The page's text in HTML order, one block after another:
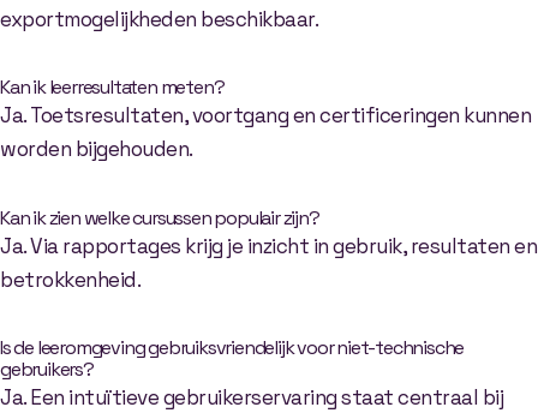
exportmogelijkheden beschikbaar.
Kan ik leerresultaten meten?
Ja. Toetsresultaten, voortgang en certificeringen kunnen
worden bijgehouden.
Kan ik zien welke cursussen populair zijn?
Ja. Via rapportages krijg je inzicht in gebruik, resultaten en
betrokkenheid.
Is de leeromgeving gebruiksvriendelijk voor niet-technische
gebruikers?
Ja. Een intuïtieve gebruikerservaring staat centraal bij